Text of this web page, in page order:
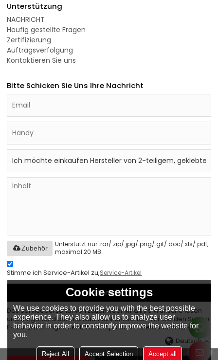
Unterstützung
NACHRICHT
Häufig gestellte Fragen
Zertifizierung
Auftragsverfolgung
Kontaktieren Sie uns
Bitte Schicken Sie Uns Ihre Nachricht
Unterstützt nur .rar/.zip/.jpg/.png/.gif/.doc/.xls/.pdf,
maximal 20 MB
Zubehör
Stimme ich Service-Artikel zu,Service-Artikel
Senden
Das Servicepersonal von Eationwear wird Ihre Wünsche lesen
und umgehend auf Ihre Nachricht antworten. Wir werden Sie per
E-Mail @eationgarment, WhatsApp oder Telefon kontaktieren.
Deutsch
Cookie settings
We use cookies to provide you with the best possible
experience. They also allow us to analyze user
behavior in order to constantly improve the website for
you.
Reject All Accept Selection Accept all